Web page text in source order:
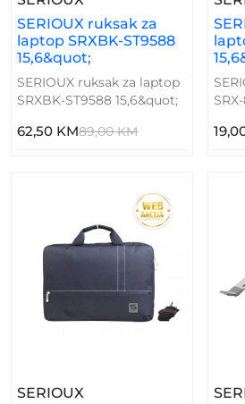
SERIOUX ruksak za
laptop SRXBK-ST9588
15,6&quot;
SERIOUX ruksak za laptop
SRXBK-ST9588 15,6&quot;
62,50 KM89,00 KM
SERIOUX – SERIOUX Torba Za